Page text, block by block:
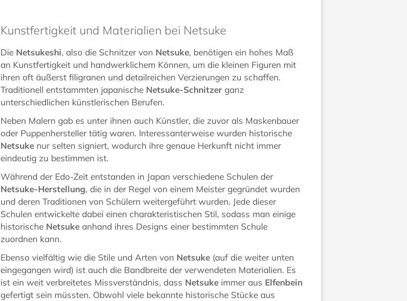
Kunstfertigkeit und Materialien bei Netsuke
Die Netsukeshi, also die Schnitzer von Netsuke, benötigen ein hohes Maß
an Kunstfertigkeit und handwerklichem Können, um die kleinen Figuren mit
ihren oft äußerst filigranen und detailreichen Verzierungen zu schaffen.
Traditionell entstammten japanische Netsuke-Schnitzer ganz
unterschiedlichen künstlerischen Berufen.
Neben Malern gab es unter ihnen auch Künstler, die zuvor als Maskenbauer
oder Puppenhersteller tätig waren. Interessanterweise wurden historische
Netsuke nur selten signiert, wodurch ihre genaue Herkunft nicht immer
eindeutig zu bestimmen ist.
Während der Edo-Zeit entstanden in Japan verschiedene Schulen der
Netsuke-Herstellung, die in der Regel von einem Meister gegründet wurden
und deren Traditionen von Schülern weitergeführt wurden. Jede dieser
Schulen entwickelte dabei einen charakteristischen Stil, sodass man einige
historische Netsuke anhand ihres Designs einer bestimmten Schule
zuordnen kann.
Ebenso vielfältig wie die Stile und Arten von Netsuke (auf die weiter unten
eingegangen wird) ist auch die Bandbreite der verwendeten Materialien. Es
ist ein weit verbreitetes Missverständnis, dass Netsuke immer aus Elfenbein
gefertigt sein müssten. Obwohl viele bekannte historische Stücke aus